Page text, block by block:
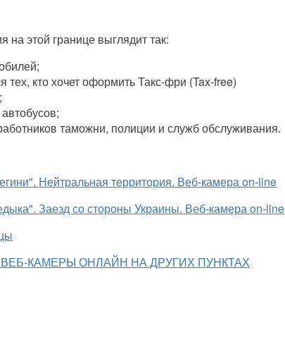
этой границе выглядит так:
кто хочет оформить Такс-фри (Tax-free)
таможни, полиции и служб обслуживания.
Нейтральная территория. Веб-камера on-line
Заезд со стороны Украины. Веб-камера on-line
КАМЕРЫ ОНЛАЙН НА ДРУГИХ ПУНКТАХ